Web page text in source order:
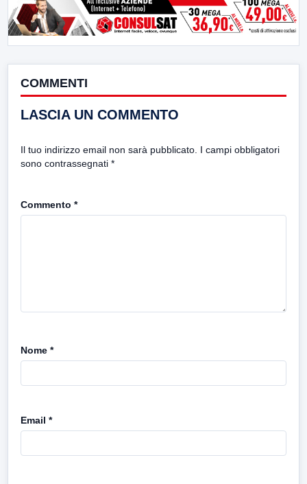
COMMENTI
LASCIA UN COMMENTO
Il tuo indirizzo email non sarà pubblicato. I campi obbligatori
sono contrassegnati *
Commento *
Nome *
Email *